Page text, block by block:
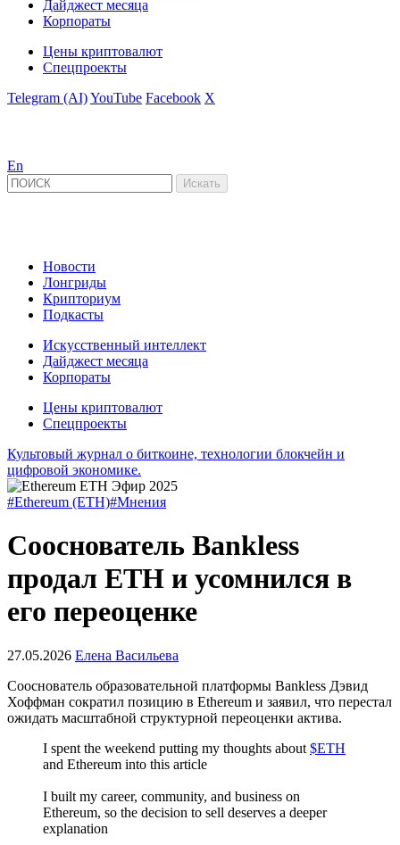
Дайджест месяца
Корпораты
Цены криптовалют
Спецпроекты
Telegram (AI)YouTube Facebook X
En
Новости
Лонгриды
Крипториум
Подкасты
Искусственный интеллект
Дайджест месяца
Корпораты
Цены криптовалют
Спецпроекты
Культовый журнал о биткоине, технологии блокчейн и
цифровой экономике.
#Ethereum (ETH)#Мнения
Сооснователь Bankless
продал ETH и усомнился в
его переоценке
27.05.2026 Елена Васильева
Сооснователь образовательной платформы Bankless Дэвид
Хоффман сократил позицию в Ethereum и заявил, что перестал
ожидать масштабной структурной переоценки актива.
I spent the weekend putting my thoughts about $ETH
and Ethereum into this article
I built my career, community, and business on
Ethereum, so the decision to sell deserves a deeper
explanation